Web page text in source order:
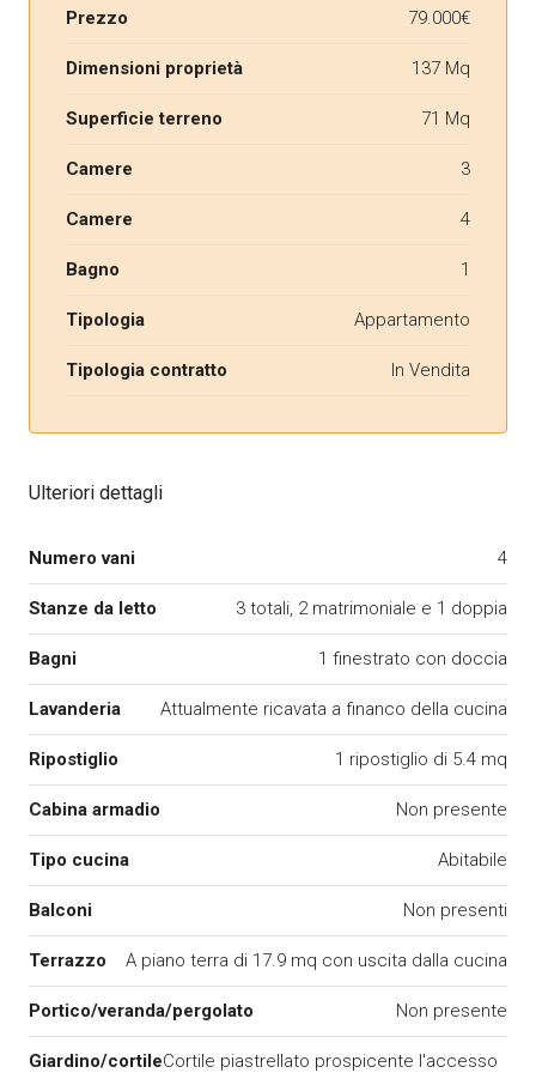
Prezzo 79.000€
Dimensioni proprietà 137 Mq
Superficie terreno 71 Mq
Camere 3
Camere 4
Bagno 1
Tipologia Appartamento
Tipologia contratto In Vendita
Ulteriori dettagli
Numero vani 4
Stanze da letto 3 totali, 2 matrimoniale e 1 doppia
Bagni 1 finestrato con doccia
Lavanderia Attualmente ricavata a financo della cucina
Ripostiglio 1 ripostiglio di 5.4 mq
Cabina armadio Non presente
Tipo cucina Abitabile
Balconi Non presenti
Terrazzo A piano terra di 17.9 mq con uscita dalla cucina
Portico/veranda/pergolato Non presente
Giardino/cortileCortile piastrellato prospicente l'accesso